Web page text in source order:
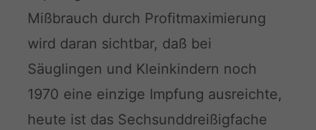
Mißbrauch durch Profitmaximierung
wird daran sichtbar, daß bei
Säuglingen und Kleinkindern noch
1970 eine einzige Impfung ausreichte,
heute ist das Sechsunddreißigfache